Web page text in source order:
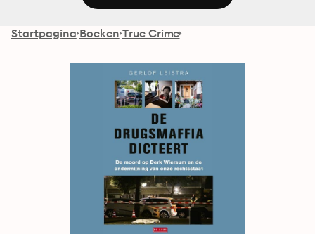
Startpagina Boeken True Crime